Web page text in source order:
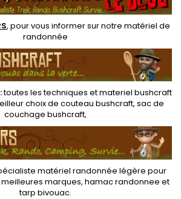
, pour vous informer sur notre matériel de
randonnée
:toutes les techniques etmateriel bushcraft
choix de couteau bushcraft, sac de
couchage bushcraft,
matériel randonnée légère pour
marques, hamac randonnee et
tarp bivouac.